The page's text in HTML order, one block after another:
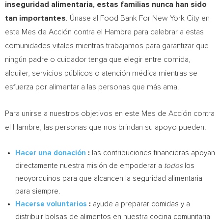
inseguridad alimentaria, estas familias nunca han sido
tan importantes . Únase al Food Bank For New York City en
este Mes de Acción contra el Hambre para celebrar a estas
comunidades vitales mientras trabajamos para garantizar que
ningún padre o cuidador tenga que elegir entre comida,
alquiler, servicios públicos o atención médica mientras se
esfuerza por alimentar a las personas que más ama.
Para unirse a nuestros objetivos en este Mes de Acción contra
el Hambre, las personas que nos brindan su apoyo pueden:
Hacer una donación : las contribuciones financieras apoyan
directamente nuestra misión de empoderar a todos los
neoyorquinos para que alcancen la seguridad alimentaria
para siempre.
Hacerse voluntarios : ayude a preparar comidas y a
distribuir bolsas de alimentos en nuestra cocina comunitaria